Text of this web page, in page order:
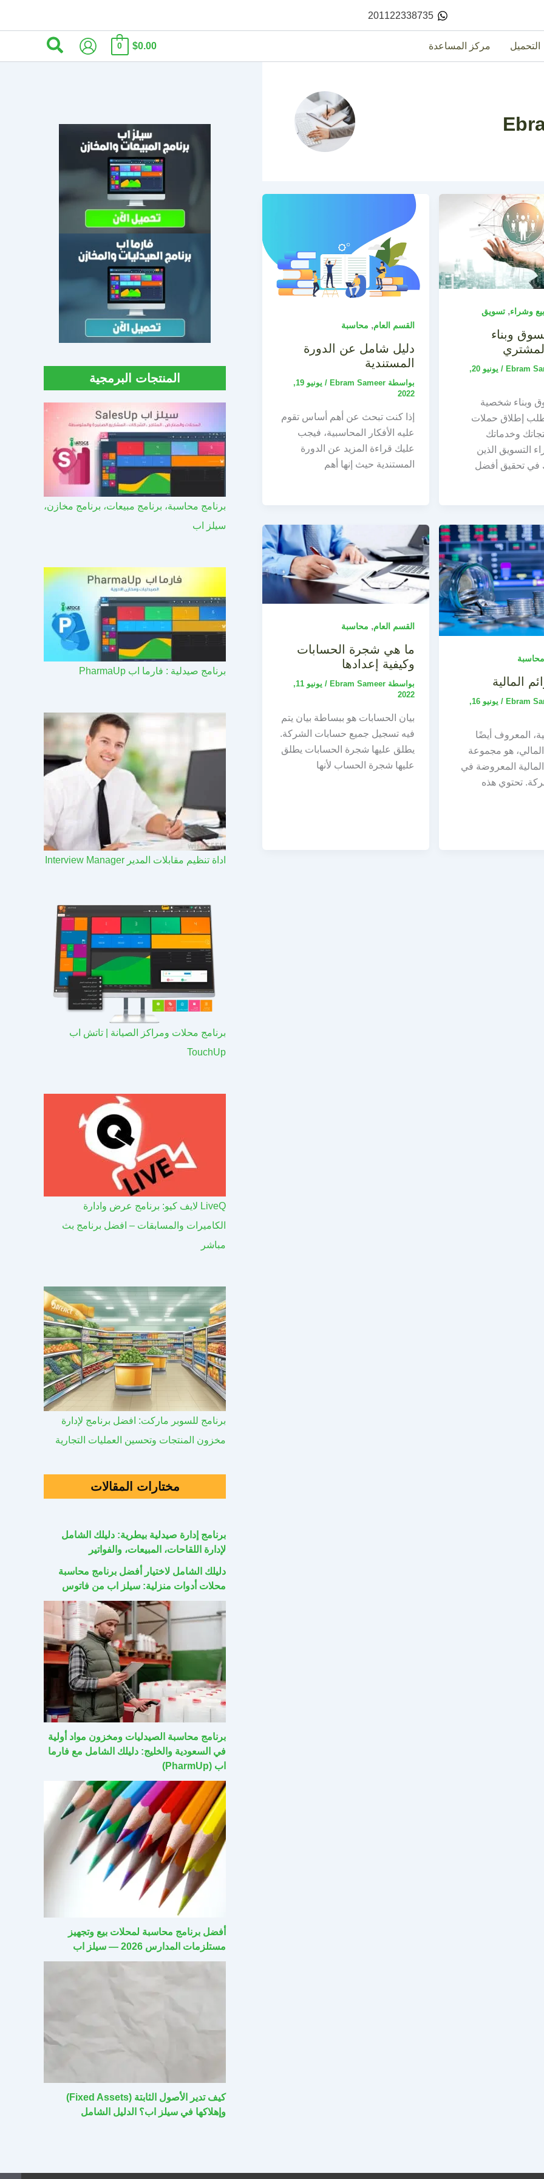
201122338735
التحميل مركز المساعدة $0.00
0 البحث
بيع وشراء, تسويق
وبناء
Ebram
/
يونيو 20,
وبناء شخصية
إطلاق حملات
وخدماتك
التسويق الذين
في تحقيق أفضل
القسم العام, محاسبة
دليل شامل عن الدورة
المستندية
بواسطة Ebram Sameer
/
يونيو 19,
2022
إذا كنت تبحث عن أهم أساس تقوم
عليه الأفكار المحاسبية، فيجب
عليك قراءة المزيد عن الدورة
المستندية حيث إنها أهم
محاسبة
المالية
Ebram
/
يونيو 16,
المعروف أيضًا
المالي، هو مجموعة
المالية المعروضة في
تحتوي هذه
القسم العام, محاسبة
ما هي شجرة الحسابات
وكيفية إعدادها
بواسطة Ebram Sameer
/
يونيو 11,
2022
بيان الحسابات هو ببساطة بيان يتم
فيه تسجيل جميع حسابات الشركة.
يطلق عليها شجرة الحسابات يطلق
عليها شجرة الحساب لأنها
المنتجات البرمجية
برنامج محاسبة، برنامج مبيعات، برنامج مخازن،
سيلز اب
برنامج صيدلية : فارما اب PharmaUp​
اداة تنظيم مقابلات المدير Interview Manager
برنامج محلات ومراكز الصيانة | تاتش اب
TouchUp
LiveQ لايف كيو: برنامج عرض وادارة
الكاميرات والمسابقات – افضل برنامج بث
مباشر
برنامج للسوبر ماركت: افضل برنامج لإدارة
مخزون المنتجات وتحسين العمليات التجارية
مختارات المقالات
برنامج إدارة صيدلية بيطرية: دليلك الشامل
لإدارة اللقاحات، المبيعات، والفواتير
دليلك الشامل لاختيار أفضل برنامج محاسبة
محلات أدوات منزلية: سيلز اب من فاتوس
برنامج محاسبة الصيدليات ومخزون مواد أولية
في السعودية والخليج: دليلك الشامل مع فارما
اب (PharmUp)
أفضل برنامج محاسبة لمحلات بيع وتجهيز
مستلزمات المدارس 2026 — سيلز اب
كيف تدير الأصول الثابتة (Fixed Assets)
وإهلاكها في سيلز اب؟ الدليل الشامل